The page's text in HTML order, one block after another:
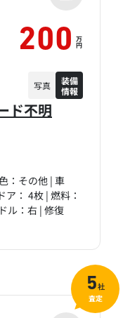
ド不明
：その他 | 車
： 4枚 | 燃料：
ル：右 | 修復
200 万
円
写真
装備
情報
5社
査定